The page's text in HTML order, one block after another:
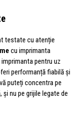
testate cu atenție
cu imprimanta
pentru uz
performanță fiabilă și
puteți concentra pe
nu pe grijile legate de